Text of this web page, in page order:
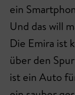
ein
Und das will
Die Emira ist
über den
ist ein Auto